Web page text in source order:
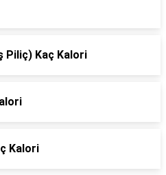
Piliç) Kaç Kalori
Kalori